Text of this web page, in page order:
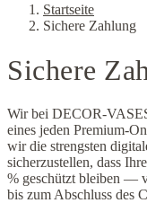
Startseite
Sichere Zahlung
Sichere
Wir bei DECOR-
eines jeden Premium-
wir die strengsten
sicherzustellen, dass
% geschützt bleiben —
bis zum Abschluss des